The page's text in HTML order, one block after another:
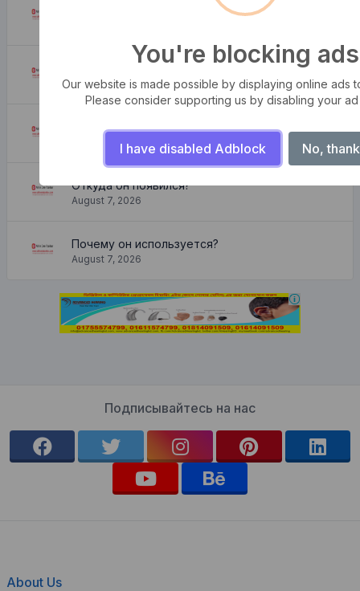
August 7, 2026
Где его взять?
August 7, 2026
Откуда он появился?
August 7, 2026
Почему он используется?
August 7, 2026
Подписывайтесь на нас
About Us
You're blocking ads
Our website is made possible by displaying online ads
Please consider supporting us by disabling your
I have disabled Adblock No,